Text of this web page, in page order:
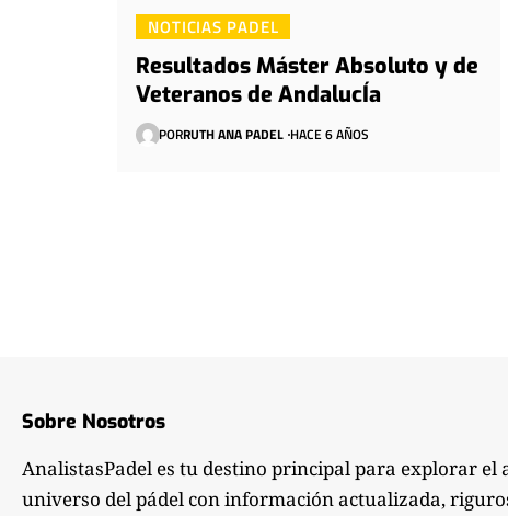
NOTICIAS PADEL
Resultados Máster Absoluto y de
Veteranos de AndalucÍa
PORRUTH ANA PADEL HACE 6 AÑOS
Sobre Nosotros
AnalistasPadel es tu destino principal para explorar el
universo del pádel con información actualizada,